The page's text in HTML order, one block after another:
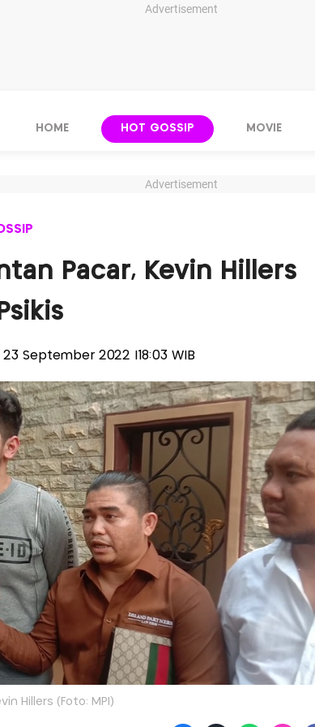
Advertisement
HOME HOT GOSSIP MOVIE
Advertisement
Pacar, Kevin Hillers
September 2022 |18:03 WIB
Hillers (Foto: MPI)